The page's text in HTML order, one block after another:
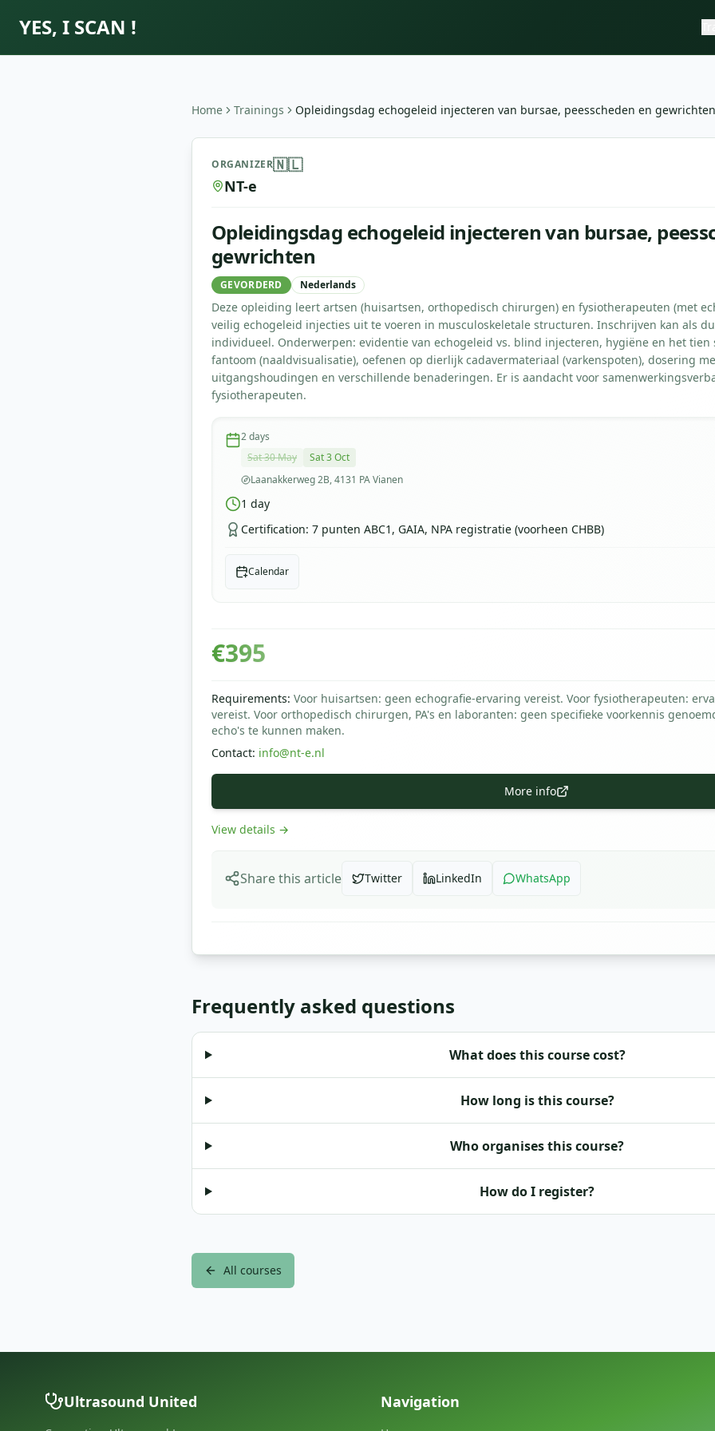
YES, I SCAN !
Home Trainings Opleidingsdag echogeleid injecteren van bursae, peesscheden en gewrichten
Opleidingsdag echogeleid injecteren van bursae, peesscheden en gewrichten
ORGANIZER🇳🇱
NT-e
Opleidingsdag echogeleid injecteren van bursae,
gewrichten
GEVORDERD Nederlands
Deze opleiding leert artsen (huisartsen, orthopedisch chirurgen) en fysiotherapeuten (met
veilig echogeleid injecties uit te voeren in musculoskeletale structuren. Inschrijven kan als
individueel. Onderwerpen: evidentie van echogeleid vs. blind injecteren, hygiëne en het
fantoom (naaldvisualisatie), oefenen op dierlijk cadavermateriaal (varkenspoten), dosering
uitgangshoudingen en verschillende benaderingen. Er is aandacht voor
fysiotherapeuten.
2days
Sat 30 May
Sat 3 Oct
Laanakkerweg 2B, 4131 PA Vianen
1 day
Certification: 7 punten ABC1, GAIA, NPA registratie (voorheen CHBB)
Calendar
€395
Requirements: Voor huisartsen: geen echografie-ervaring vereist. Voor fysiotherapeuten:
vereist. Voor orthopedisch chirurgen, PA's en laboranten: geen specifieke voorkennis
echo's te kunnen maken.
Contact: info@nt-e.nl
More info
View details →
Share this article Twitter LinkedIn WhatsApp
Frequently asked questions
What does this course cost?
How long is this course?
Who organises this course?
How do I register?
All courses
Ultrasound United Navigation